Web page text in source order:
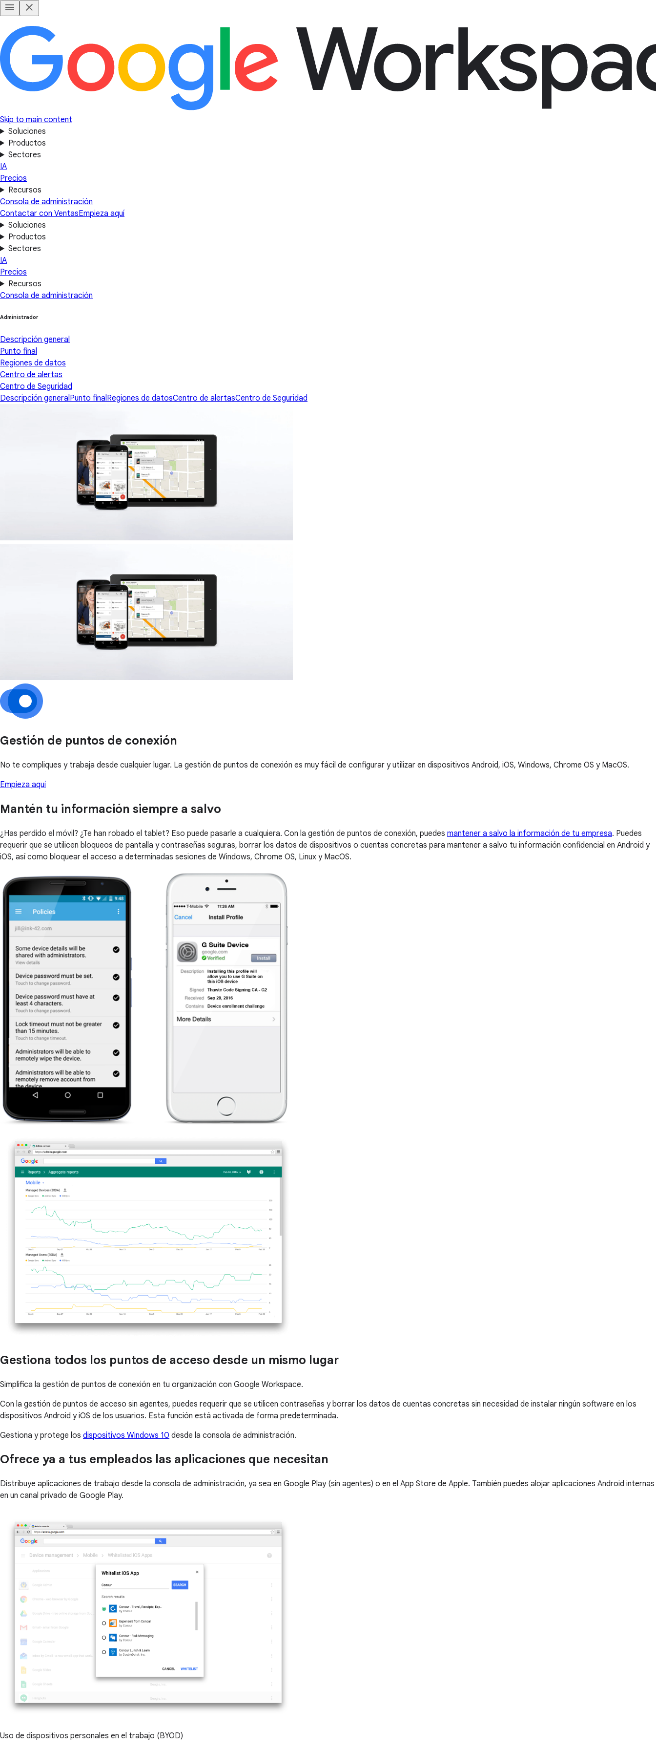
Skip to main content
Soluciones
Productos
Sectores
IA
Precios
Recursos
Consola de administración
Contactar con VentasEmpieza aquí
Soluciones
Productos
Sectores
IA
Precios
Recursos
Consola de administración
Administrador
Descripción general
Punto final
Regiones de datos
Centro de alertas
Centro de Seguridad
Descripción general Punto final Regiones de datosCentro de alertasCentro de Seguridad
Gestión de puntos de conexión
No te compliques y trabaja desde cualquier lugar. La gestión de puntos de conexión es muy fácil de configurar y utilizar en dispositivos Android, iOS, Windows, Chrome OS y MacOS.
Empieza aquí
Mantén tu información siempre a salvo
¿Has perdido el móvil? ¿Te han robado el tablet? Eso puede pasarle a cualquiera. Con la gestión de puntos de conexión, puedes mantener a salvo la información de tu empresa. Puedes
requerir que se utilicen bloqueos de pantalla y contraseñas seguras, borrar los datos de dispositivos o cuentas concretas para mantener a salvo tu información confidencial en Android y
iOS, así como bloquear el acceso a determinadas sesiones de Windows, Chrome OS, Linux y MacOS.
Gestiona todos los puntos de acceso desde un mismo lugar
Simplifica la gestión de puntos de conexión en tu organización con Google Workspace.
Con la gestión de puntos de acceso sin agentes, puedes requerir que se utilicen contraseñas y borrar los datos de cuentas concretas sin necesidad de instalar ningún software en los
dispositivos Android y iOS de los usuarios. Esta función está activada de forma predeterminada.
Gestiona y protege los dispositivos Windows 10 desde la consola de administración.
Ofrece ya a tus empleados las aplicaciones que necesitan
Distribuye aplicaciones de trabajo desde la consola de administración, ya sea en Google Play (sin agentes) o en el App Store de Apple. También puedes alojar aplicaciones Android internas
en un canal privado de Google Play.
Uso de dispositivos personales en el trabajo (BYOD)